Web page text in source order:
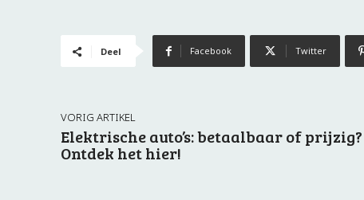
Deel Facebook Twitter
VORIG ARTIKEL
Elektrische auto’s: betaalbaar of prijzig?
Ontdek het hier!